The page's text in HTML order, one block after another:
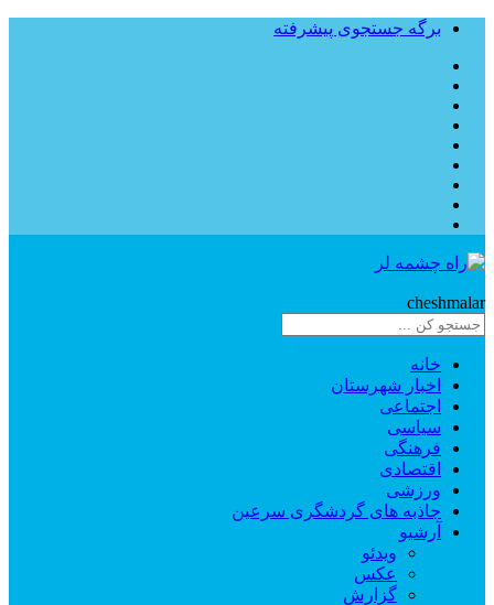
برگه جستجوی پیشرفته
cheshmalar
خانه
اخبار شهرستان
اجتماعی
سیاسی
فرهنگی
اقتصادی
ورزشی
جاذبه های گردشگری سرعین
آرشیو
ویدئو
عکس
گزارش